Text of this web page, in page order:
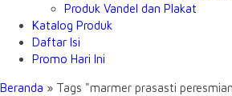
Produk Vandel dan Plakat
Katalog Produk
Daftar Isi
Promo Hari Ini
Beranda » Tags "marmer prasasti